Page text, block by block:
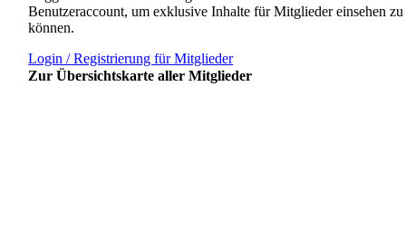
Benutzeraccount, um exklusive Inhalte für Mitglieder einsehen zu
können.
Login / Registrierung für Mitglieder
Zur Übersichtskarte aller Mitglieder